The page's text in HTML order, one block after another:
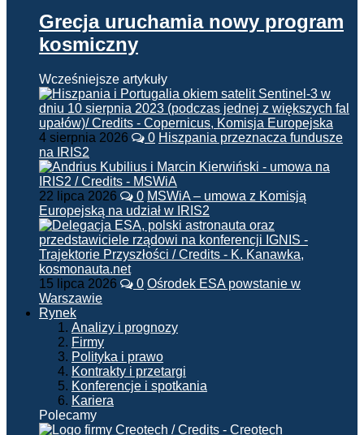
Grecja uruchamia nowy program
kosmiczny
Wcześniejsze artykuły
4 sierpnia 2026 0 Hiszpania przeznacza fundusze
na IRIS2
22 lipca 2026 0 MSWiA – umowa z Komisją
Europejską na udział w IRIS2
15 lipca 2026 0 Ośrodek ESA powstanie w
Warszawie
Rynek
Analizy i prognozy
Firmy
Polityka i prawo
Kontrakty i przetargi
Konferencje i spotkania
Kariera
Polecamy